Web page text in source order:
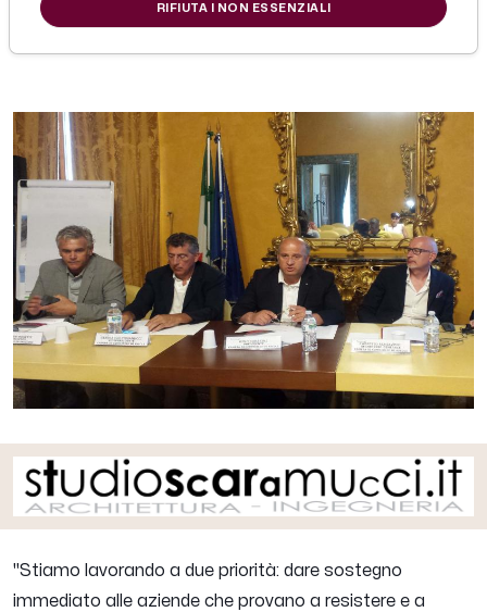
di Redazione Picenotime
''Stiamo lavorando a due priorità: dare sostegno
immediato alle aziende che provano a resistere e a
RIFIUTA I NON ESSENZIALI